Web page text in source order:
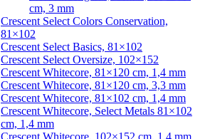
cm, 3 mm
Crescent Select Colors Conservation,
81×102
Crescent Select Basics, 81×102
Crescent Select Oversize, 102×152
Crescent Whitecore, 81×120 cm, 1,4 mm
Crescent Whitecore, 81×120 cm, 3,3 mm
Crescent Whitecore, 81×102 cm, 1,4 mm
Crescent Whitecore, Select Metals 81×102
cm, 1,4 mm
Crescent Whitecore, 102×152 cm, 1,4 mm